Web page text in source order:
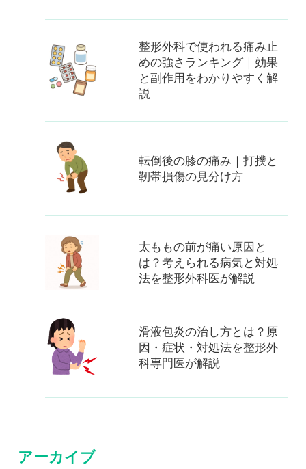
整形外科で使われる痛み止
めの強さランキング｜効果
と副作用をわかりやすく解
説
転倒後の膝の痛み｜打撲と
靭帯損傷の見分け方
太ももの前が痛い原因と
は？考えられる病気と対処
法を整形外科医が解説
滑液包炎の治し方とは？原
因・症状・対処法を整形外
科専門医が解説
アーカイブ